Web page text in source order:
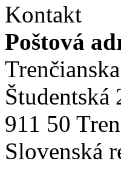
Kontakt
Poštová
Študentská
911 50
Slovenská